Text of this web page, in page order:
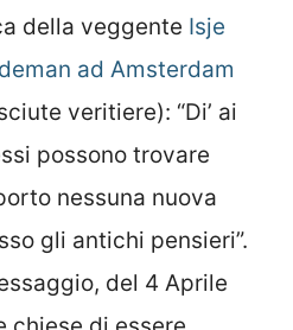
della veggente Isje
ad Amsterdam
veritiere): “Di’ ai
possono trovare
nessuna nuova
gli antichi pensieri”.
del 4 Aprile